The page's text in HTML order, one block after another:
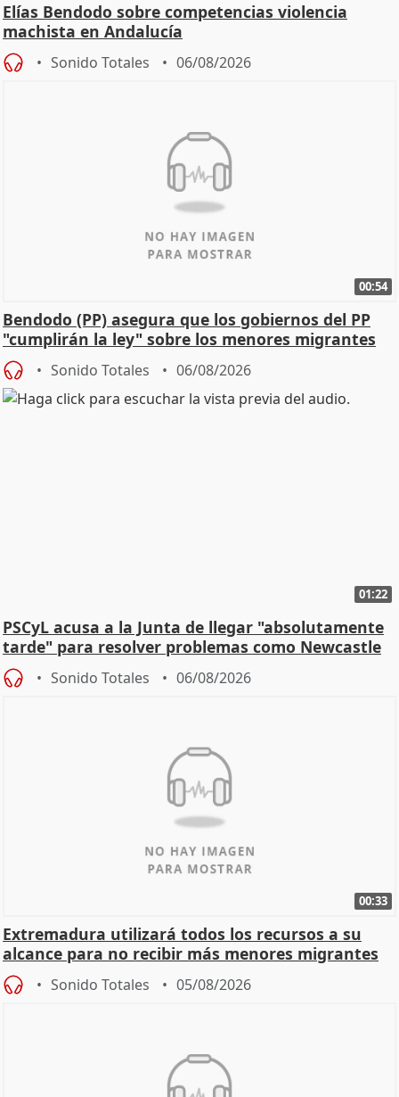
Elías Bendodo sobre competencias violencia
machista en Andalucía
Sonido Totales 06/08/2026
00:54
Bendodo (PP) asegura que los gobiernos del PP
"cumplirán la ley" sobre los menores migrantes
Sonido Totales 06/08/2026
01:22
PSCyL acusa a la Junta de llegar "absolutamente
tarde" para resolver problemas como Newcastle
Sonido Totales 06/08/2026
00:33
Extremadura utilizará todos los recursos a su
alcance para no recibir más menores migrantes
Sonido Totales 05/08/2026